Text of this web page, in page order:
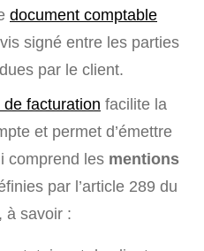
document comptable
signé entre les parties
par le client.
de facturation facilite la
et permet d’émettre
comprend les mentions
par l’article 289 du
à savoir :